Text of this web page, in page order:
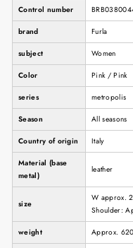
Control number
brand Furla
subject Women
Color Pink / Pink
series metropolis
Season All seasons
Country of origin Italy
Material (base
metal)
leather
size
W approx.
Shoulder:
weight Approx.